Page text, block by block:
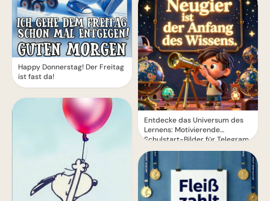
Happy Donnerstag! Der Freitag
ist fast da!
Entdecke das Universum des
Lernens: Motivierende
Schulstart-Bilder für Telegram